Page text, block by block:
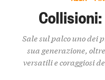
Sale sul palco uno
sua generazione,
versatili e coraggiosi